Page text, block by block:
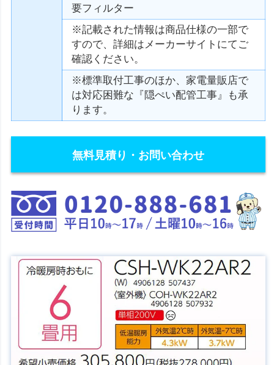
要フィルター
※記載された情報は商品仕様の一部で
すので、詳細はメーカーサイトにてご
確認ください。
※標準取付工事のほか、家電量販店で
は対応困難な『隠ぺい配管工事』も承
ります。
無料見積り・お問い合わせ